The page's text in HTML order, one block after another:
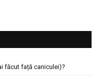
făcut față caniculei)?